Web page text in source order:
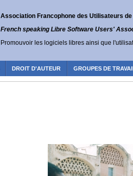
Association Francophone des Utilisateurs
French speaking Libre Software Users'
Promouvoir les logiciels libres ainsi que
DROIT D'AUTEUR GROUPES DE